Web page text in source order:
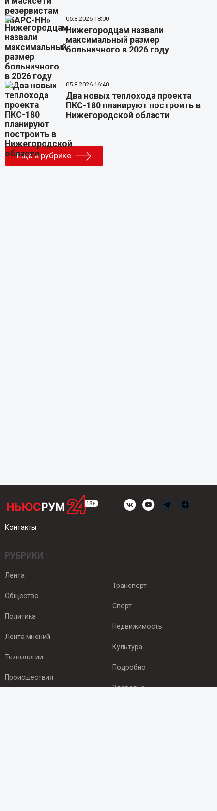
05.8.2026 18:00
Нижегородцам назвали
максимальный размер
больничного в 2026 году
05.8.2026 16:40
Два новых теплохода проекта
ПКС-180 планируют построить в
Нижегородской области
Еще в рубрике
Контакты
РУБРИКИ
Лента
Общество
Политика
Лента мнений
Технологии
Происшествия
Транспорт
Спорт
Недвижимость
Культура
Подробно
Здоровье